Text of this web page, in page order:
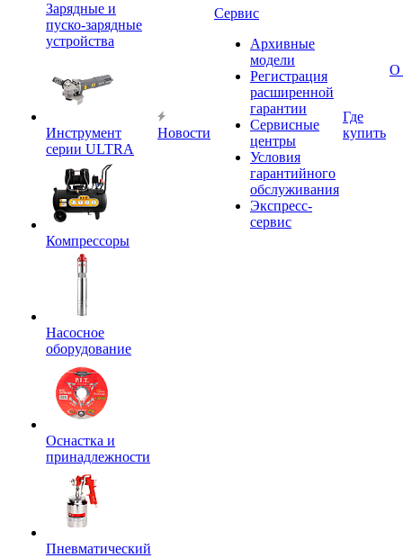
Зарядные и
пуско-зарядные
устройства
Инструмент
серии ULTRA
Компрессоры
Насосное
оборудование
Оснастка и
принадлежности
Пневматический
Новости
Сервис
Архивные
модели
Регистрация
расширенной
гарантии
Сервисные
центры
Условия
гарантийного
обслуживания
Экспресс-
сервис
Где
купить
О